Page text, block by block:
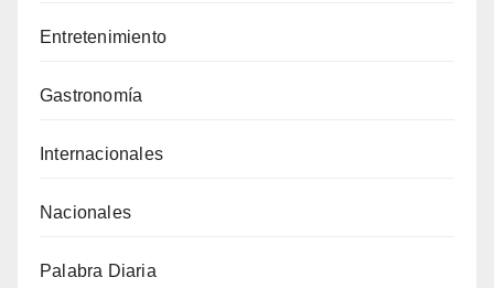
Entretenimiento
Gastronomía
Internacionales
Nacionales
Palabra Diaria